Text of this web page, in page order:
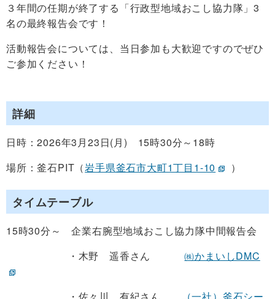
３年間の任期が終了する「行政型地域おこし協力隊」3
名の最終報告会です！
活動報告会については、当日参加も大歓迎ですのでぜひ
ご参加ください！
詳細
日時：2026年3月23日(月) 15時30分～18時
場所：釜石PIT（岩手県釜石市大町1丁目1-10 ）
タイムテーブル
15時30分～ 企業右腕型地域おこし協力隊中間報告会
・木野 遥香さん㈱かまいしDMC